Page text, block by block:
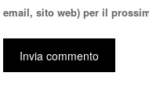
email, sito web) per il